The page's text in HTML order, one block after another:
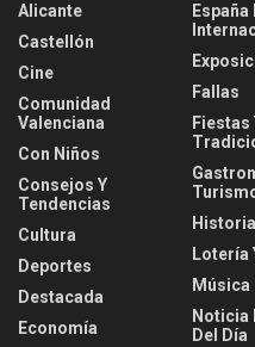
Alicante
Castellón
Cine
Comunidad
Valenciana
Con Niños
Consejos Y
Tendencias
Cultura
Deportes
Destacada
Economía
España
Fallas
Fiestas
Historia
Lotería
Música
Noticia
Del Día